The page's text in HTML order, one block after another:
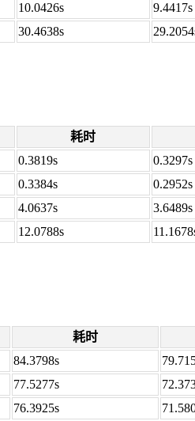
10.0426s
9.4417s
30.4638s
耗时
0.3819s
0.3297s
0.3384s
0.2952s
4.0637s
3.6489s
12.0788s
耗时
84.3798s
77.5277s
76.3925s